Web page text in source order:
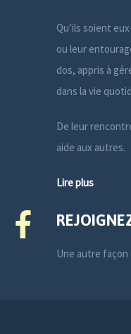
Qu’ils soient
ou leur
dos, appris à
dans la vie
De leur
aide aux autres.
Lire plus
Une autre